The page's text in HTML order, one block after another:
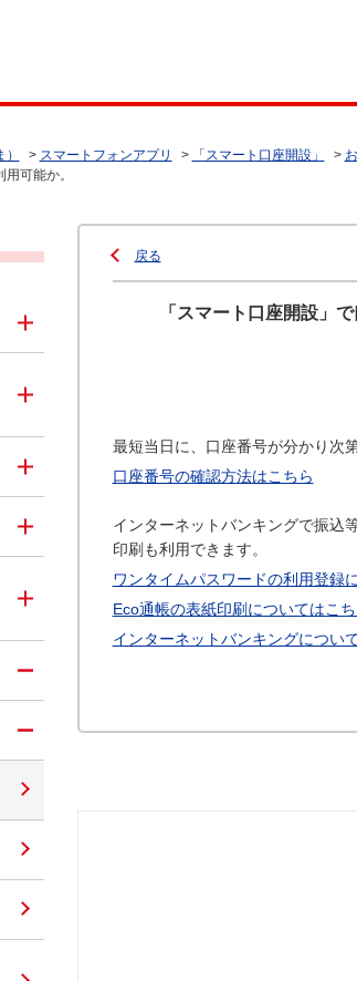
> スマートフォンアプリ > 「スマート口座開設」 >
可能か。
戻る
「スマート口座開設」
最短当日に、口座番号が分かり次
口座番号の確認方法はこちら
インターネットバンキングで振込
印刷も利用できます。
ワンタイムパスワードの利用登録
Eco通帳の表紙印刷についてはこち
インターネットバンキングについ